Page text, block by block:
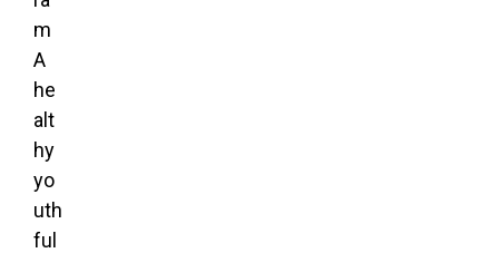
A
he
alt
hy
yo
uth
ful